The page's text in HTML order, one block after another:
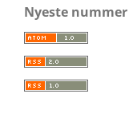
Nyeste nummer